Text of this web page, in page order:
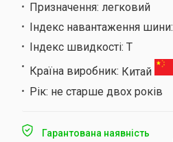
Призначення: легковий
Індекс навантаження шини:
Індекс швидкості: T
Країна виробник: Китай
Рік: не старше двох років
Гарантована наявність